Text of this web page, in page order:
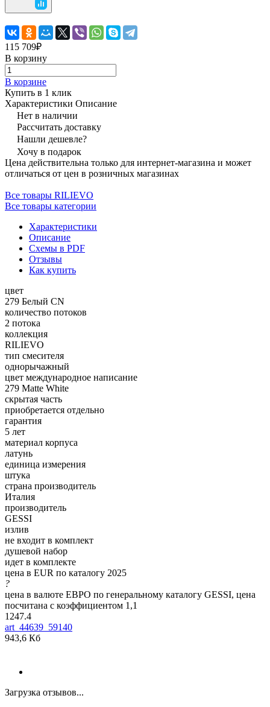
115 709₽
В корзину
В корзине
Купить в 1 клик
Характеристики Описание
Нет в наличии
Рассчитать доставку
Нашли дешевле?
Хочу в подарок
Цена действительна только для интернет-магазина и может
отличаться от цен в розничных магазинах
Все товары RILIEVO
Все товары категории
Характеристики
Описание
Схемы в PDF
Отзывы
Как купить
цвет
279 Белый CN
количество потоков
2 потока
коллекция
RILIEVO
тип смесителя
однорычажный
цвет международное написание
279 Matte White
скрытая часть
приобретается отдельно
гарантия
5 лет
материал корпуса
латунь
единица измерения
штука
страна производитель
Италия
производитель
GESSI
излив
не входит в комплект
душевой набор
идет в комплекте
цена в EUR по каталогу 2025
?
цена в валюте ЕВРО по генеральному каталогу GESSI, цена
посчитана с коэффициентом 1,1
1247.4
art_44639_59140
943,6 Кб
Загрузка отзывов...